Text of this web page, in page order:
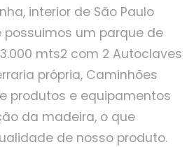
interior de São Paulo
possuimos um parque de
mts2 com 2 Autoclaves
própria, Caminhões
produtos e equipamentos
da madeira, o que
de nosso produto.